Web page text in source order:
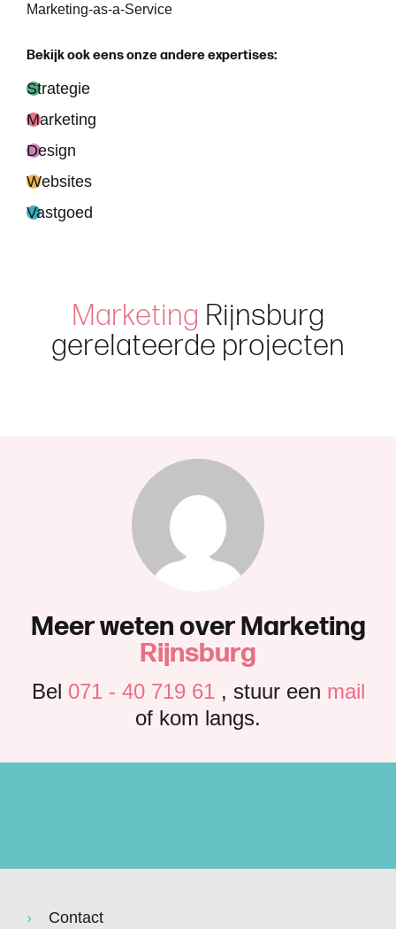
Marketing-as-a-Service
Bekijkookeensonzeandereexpertises:
Strategie
Marketing
Design
Websites
Vastgoed
Marketing Rijnsburg
gerelateerde projecten
Meerwetenover Marketing
Rijnsburg
Bel 071 - 40 719 61 , stuur een mail
of kom langs.
Contact